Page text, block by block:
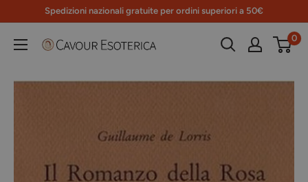
contenuto
Spedizioni nazionali gratuite per ordini superiori a 50€
Libreria
Esoterica
0